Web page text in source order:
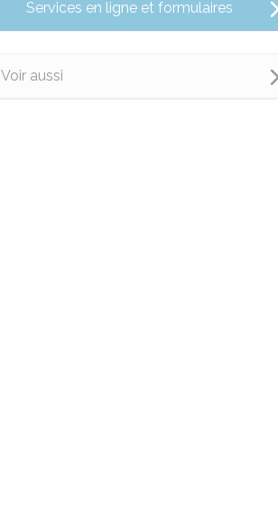
Services en ligne et formulaires
Voir aussi